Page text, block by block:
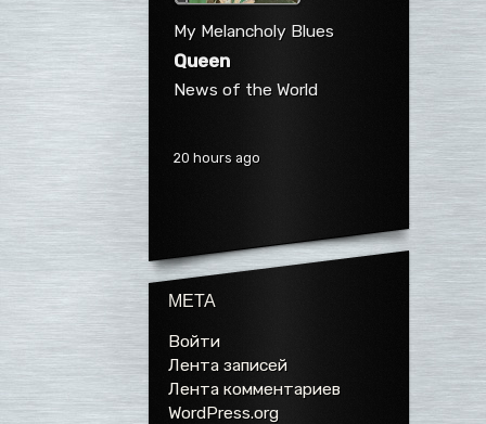
My Melancholy Blues
Queen
News of the World
20 hours ago
МЕТА
Войти
Лента записей
Лента комментариев
WordPress.org